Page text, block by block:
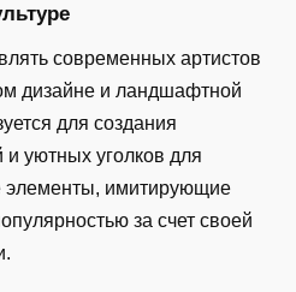
современных артистов
дизайне и ландшафтной
для создания
уютных уголков для
элементы, имитирующие
за счет своей